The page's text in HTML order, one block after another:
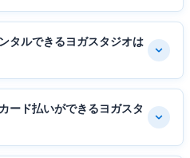
タルできるヨガスタジオは
ード払いができるヨガスタ